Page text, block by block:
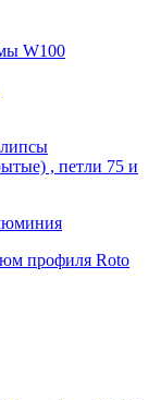
W100
, петли 75 и
профиля Roto